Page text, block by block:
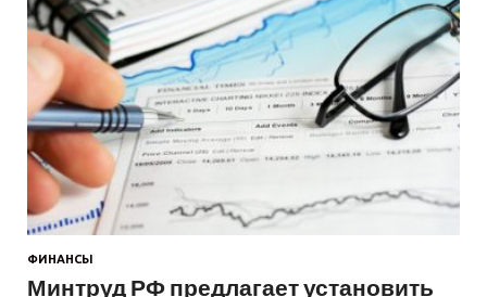
ФИНАНСЫ
Минтруд РФ предлагает установить